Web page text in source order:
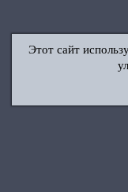
Этот сайт